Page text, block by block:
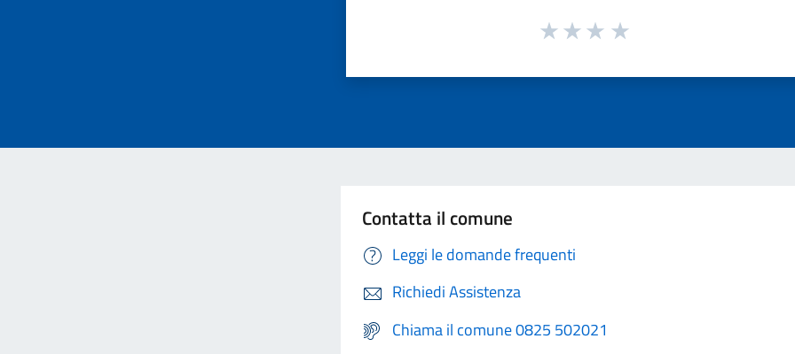
Contatta il comune
Leggi le domande frequenti
Richiedi Assistenza
Chiama il comune 0825 502021